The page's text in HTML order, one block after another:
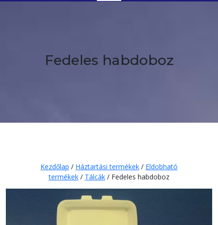
Button
Fedeles habdoboz
Kezdőlap / Háztartási termékek / Eldobható
termékek / Tálcák / Fedeles habdoboz